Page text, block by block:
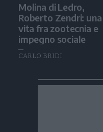
Molina di Ledro,
Roberto Zendri: una
vita fra zootecnia e
impegno sociale
CARLO BRIDI